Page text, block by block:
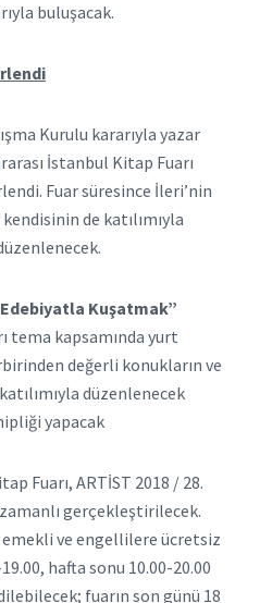
buluşacak.
Kurulu kararıyla yazar
İstanbul Kitap Fuarı
Fuar süresince İleri’nin
de katılımıyla
Kuşatmak”
tema kapsamında yurt
değerli konukların ve
düzenlenecek
yapacak
Fuarı, ARTİST 2018 / 28.
gerçekleştirilecek.
ve engellilere ücretsiz
hafta sonu 10.00-20.00
fuarın son günü 18